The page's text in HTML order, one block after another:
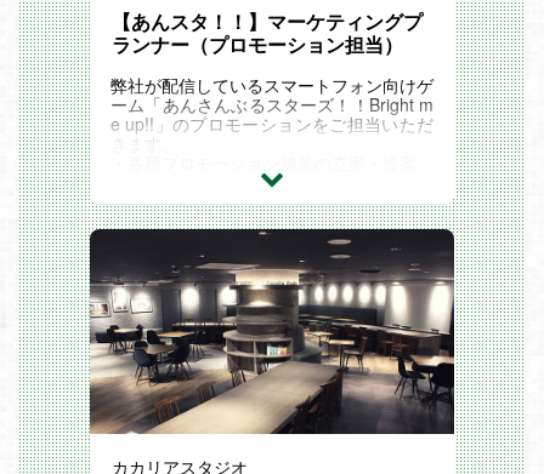
【あんスタ！！】マーケティングプ
ランナー（プロモーション担当）
弊社が配信しているスマートフォン向けゲ
ーム「あんさんぶるスターズ！！Bright m
e up!!」のプロモーションをご担当いただ
きます。
・社内関係者および代理店との折衝
具体的には
◆プロモーション戦略・施策立案
社内の関係者からの要望をヒアリングし、
要点を細かく定義した上で、
会社のニーズも踏まえ、ご自身でプロモー
ション戦略の検討から施策の立案・実施を
行っていただきます。
◆社内外の折衝
社内の関係者とコミュニケーションを取
り、どういったこだわりを持っているの
か・
どういった点を気にしているかなどを把握
した上で、論理的に施策内容を提案いただ
カカリアスタジオ